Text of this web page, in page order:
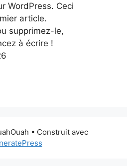
WordPress. Ceci
article.
supprimez-le,
à écrire !
• Construit avec